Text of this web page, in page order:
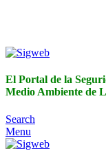
El Portal de la
Medio Ambiente de
Search
Menu